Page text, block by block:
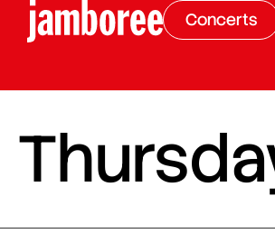
Concerts